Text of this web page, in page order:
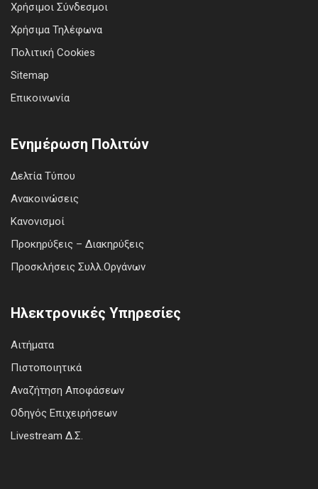
Χρήσιμοι Σύνδεσμοι
Χρήσιμα Τηλέφωνα
Πολιτική Cookies
Sitemap
Επικοινωνία
Ενημέρωση Πολιτών
Δελτία Τύπου
Ανακοινώσεις
Κανονισμοί
Προκηρύξεις – Διακηρύξεις
Προσκλήσεις Συλλ.Οργάνων
Ηλεκτρονικές Υπηρεσίες
Αιτήματα
Πιστοποιητικά
Αναζήτηση Αποφάσεων
Οδηγός Επιχειρήσεων
Livestream Δ.Σ.